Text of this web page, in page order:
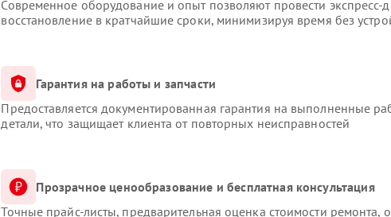
Современное оборудование и опыт позволяют провести экспресс-
восстановление в кратчайшие сроки, минимизируя время без
Гарантия на работы и запчасти
Предоставляется документированная гарантия на выполненные
детали, что защищает клиента от повторных неисправностей
Прозрачное ценообразование и бесплатная консультация
Точные прайс-листы, предварительная оценка стоимости ремонта,